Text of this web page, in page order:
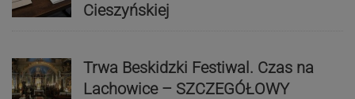
Cieszyńskiej
Trwa Beskidzki Festiwal. Czas na
Lachowice – SZCZEGÓŁOWY